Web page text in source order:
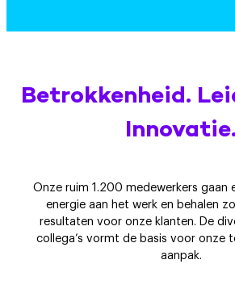
Betrokkenheid.
Innovatie.
Onze ruim 1.200 medewerkers gaan
energie aan het werk en behalen
resultaten voor onze klanten. De
collega’s vormt de basis voor onze
aanpak.